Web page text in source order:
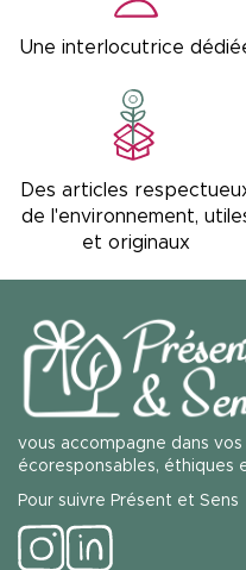
Une interlocutrice
Des articles
de l'environnement,
et originaux
vous accompagne dans
écoresponsables, éthiques
Pour suivre Présent et Sens